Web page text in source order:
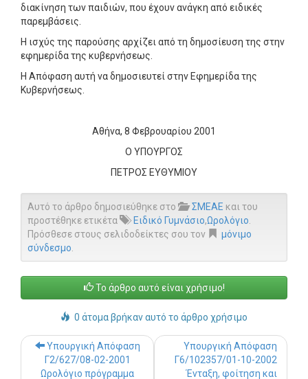
διακίνηση των παιδιών, που έχουν ανάγκη από ειδικές
παρεμβάσεις.
Η ισχύς της παρούσης αρχίζει από τη δημοσίευση της στην
εφημερίδα της κυβερνήσεως.
Η Απόφαση αυτή να δημοσιευτεί στην Εφημερίδα της
Κυβερνήσεως.
Αθήνα, 8 Φεβρουαρίου 2001
Ο ΥΠΟΥΡΓΟΣ
ΠΕΤΡΟΣ ΕΥΘΥΜΙΟΥ
Αυτό το άρθρο δημοσιεύθηκε στο ΣΜΕΑΕ και του
προστέθηκε ετικέτα
Ειδικό Γυμνάσιο,Ωρολόγιο
Πρόσθεσε στους σελιδοδείκτες σου τον
μόνιμο
σύνδεσμο
Το άρθρο αυτό είναι χρήσιμο!
0 άτομα βρήκαν αυτό το άρθρο χρήσιμο
Post navigation
Υπουργική Απόφαση
Γ2/627/08-02-2001
Ωρολόγιο πρόγραμμα
Υπουργική Απόφαση
Γ6/102357/01-10-2002
Ένταξη, φοίτηση και